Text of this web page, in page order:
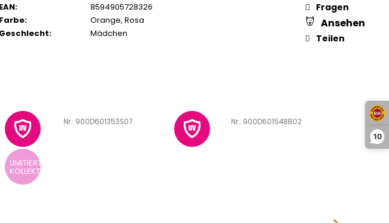
10
EAN:
8594905728326
Farbe: Orange, Rosa
Geschlecht: Mädchen
Fragen
Ansehen
Teilen
LIMITIERTE
KOLLEKTION
Art.-Nr.: 900D601353S07 Art.-Nr.: 900D601548B02